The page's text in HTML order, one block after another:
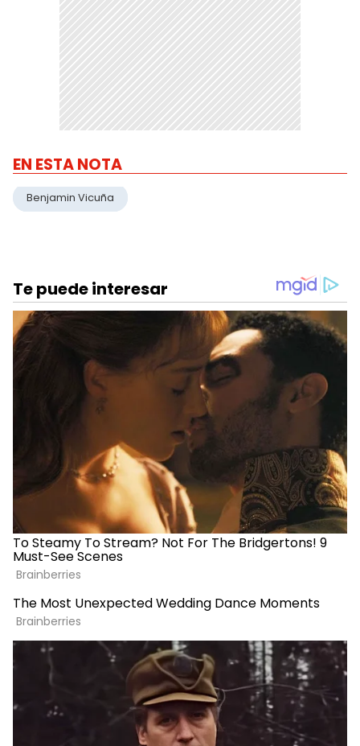
EN ESTA NOTA
Benjamin Vicuña